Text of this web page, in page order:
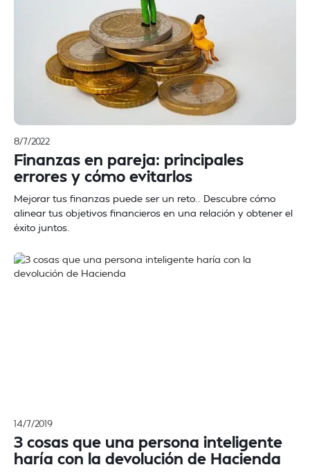
8/7/2022
Finanzas en pareja: principales
errores y cómo evitarlos
Mejorar tus finanzas puede ser un reto.. Descubre cómo
alinear tus objetivos financieros en una relación y obtener el
éxito juntos.
14/7/2019
3 cosas que una persona inteligente
haría con la devolución de Hacienda